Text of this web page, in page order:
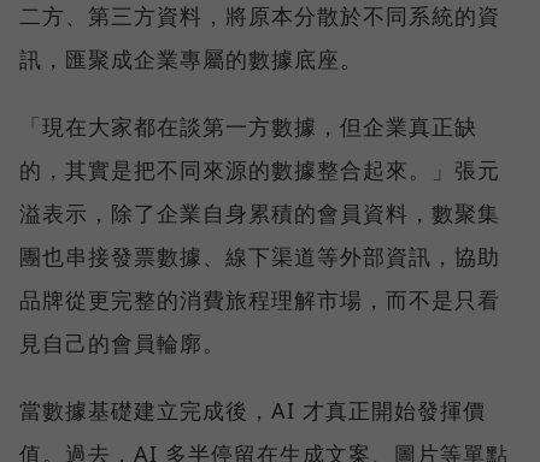
二方、第三方資料，將原本分散於不同系統的資
訊，匯聚成企業專屬的數據底座。
「現在大家都在談第一方數據，但企業真正缺
的，其實是把不同來源的數據整合起來。」張元
溢表示，除了企業自身累積的會員資料，數聚集
團也串接發票數據、線下渠道等外部資訊，協助
品牌從更完整的消費旅程理解市場，而不是只看
見自己的會員輪廓。
當數據基礎建立完成後，AI 才真正開始發揮價
值。過去，AI 多半停留在生成文案、圖片等單點